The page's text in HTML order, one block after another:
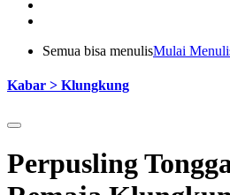
Semua bisa menulisMulai
Kabar > Klungkung
Perpusling